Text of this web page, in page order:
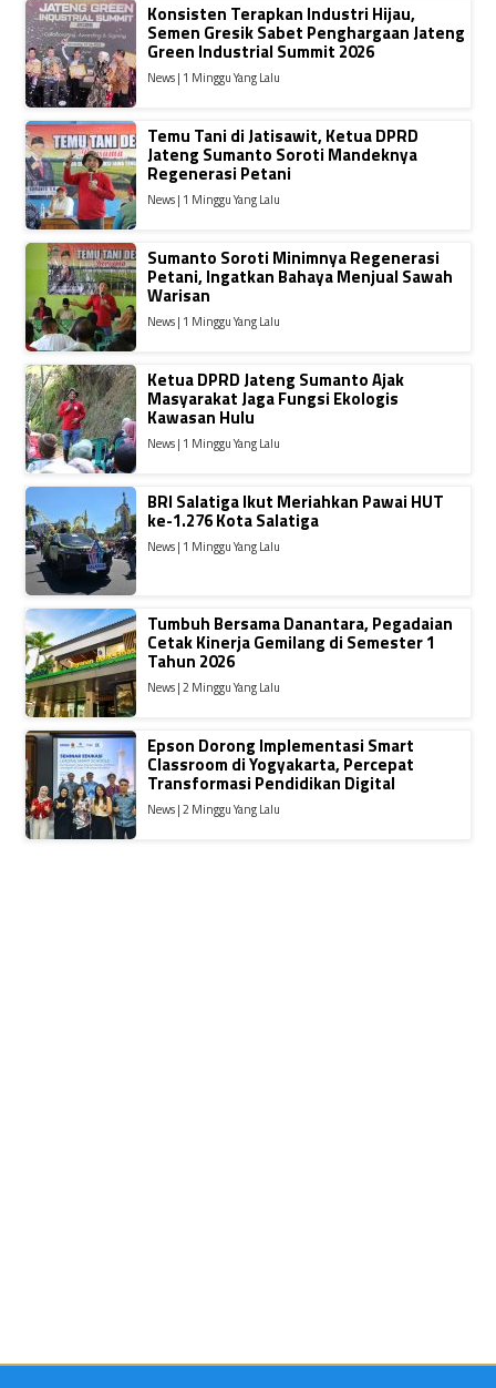
Konsisten Terapkan Industri Hijau,
Semen Gresik Sabet Penghargaan Jateng
Green Industrial Summit 2026
News | 1 Minggu Yang Lalu
Temu Tani di Jatisawit, Ketua DPRD
Jateng Sumanto Soroti Mandeknya
Regenerasi Petani
News | 1 Minggu Yang Lalu
Sumanto Soroti Minimnya Regenerasi
Petani, Ingatkan Bahaya Menjual Sawah
Warisan
News | 1 Minggu Yang Lalu
Ketua DPRD Jateng Sumanto Ajak
Masyarakat Jaga Fungsi Ekologis
Kawasan Hulu
News | 1 Minggu Yang Lalu
BRI Salatiga Ikut Meriahkan Pawai HUT
ke-1.276 Kota Salatiga
News | 1 Minggu Yang Lalu
Tumbuh Bersama Danantara, Pegadaian
Cetak Kinerja Gemilang di Semester 1
Tahun 2026
News | 2 Minggu Yang Lalu
Epson Dorong Implementasi Smart
Classroom di Yogyakarta, Percepat
Transformasi Pendidikan Digital
News | 2 Minggu Yang Lalu